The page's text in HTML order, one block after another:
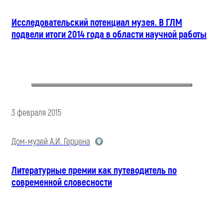
Исследовательский потенциал музея. В ГЛМ
подвели итоги 2014 года в области научной работы
3 февраля 2015
Дом-музей А.И. Герцена
Литературные премии как путеводитель по
современной словесности